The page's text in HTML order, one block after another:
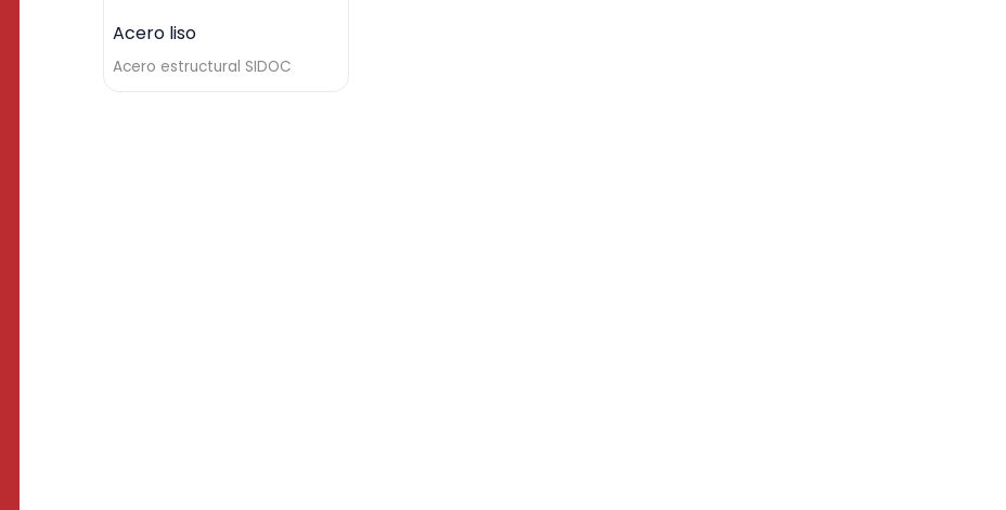
Acero liso
Acero estructural SIDOC